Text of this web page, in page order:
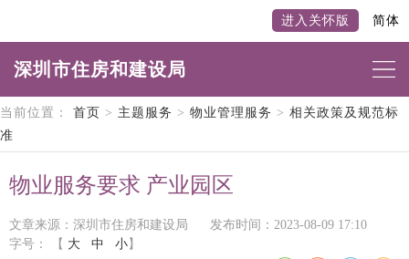
进入关怀版 简体
深圳市住房和建设局
当前位置： 首页 > 主题服务 > 物业管理服务 > 相关政策及规范标
准
物业服务要求 产业园区
文章来源：深圳市住房和建设局
发布时间：2023-08-09 17:10
字号：
【 大 中 小 】